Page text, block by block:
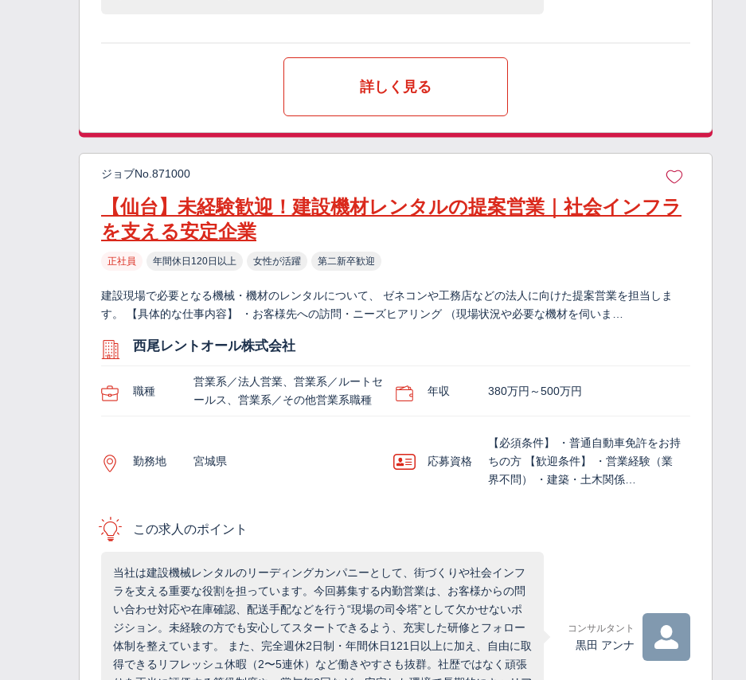
詳しく見る
ジョブNo.871000
【仙台】未経験歓迎！建設機材レンタルの提案営業｜社会インフラ
を支える安定企業
正社員 年間休日120日以上 女性が活躍 第二新卒歓迎
建設現場で必要となる機械・機材のレンタルについて、 ゼネコンや工務店などの法人に向けた提案営業を担当しま
す。 【具体的な仕事内容】 ・お客様先への訪問・ニーズヒアリング （現場状況や必要な機材を伺いま…
西尾レントオール株式会社
職種
営業系／法人営業、営業系／ルートセ
ールス、営業系／その他営業系職種
年収 380万円～500万円
勤務地 宮城県 応募資格
【必須条件】 ・普通自動車免許をお持
ちの方 【歓迎条件】 ・営業経験（業
界不問） ・建築・土木関係…
この求人のポイント
当社は建設機械レンタルのリーディングカンパニーとして、街づくりや社会インフ
ラを支える重要な役割を担っています。今回募集する内勤営業は、お客様からの問
い合わせ対応や在庫確認、配送手配などを行う“現場の司令塔”として欠かせないポ
ジション。未経験の方でも安心してスタートできるよう、充実した研修とフォロー
体制を整えています。 また、完全週休2日制・年間休日121日以上に加え、自由に取
得できるリフレッシュ休暇（2〜5連休）など働きやすさも抜群。社歴ではなく頑張
コンサルタント
黒田 アンナ